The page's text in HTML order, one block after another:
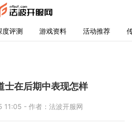
度评测 游戏资料 活动推荐
士在后期中表现怎样
11:05 - 作者：法波开服网